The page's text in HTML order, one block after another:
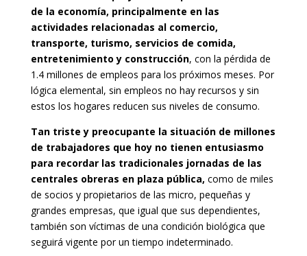
de la economía, principalmente en las
actividades relacionadas al comercio,
transporte, turismo, servicios de comida,
entretenimiento y construcción, con la pérdida de
1.4 millones de empleos para los próximos meses. Por
lógica elemental, sin empleos no hay recursos y sin
estos los hogares reducen sus niveles de consumo.
Tan triste y preocupante la situación de millones
de trabajadores que hoy no tienen entusiasmo
para recordar las tradicionales jornadas de las
centrales obreras en plaza pública, como de miles
de socios y propietarios de las micro, pequeñas y
grandes empresas, que igual que sus dependientes,
también son víctimas de una condición biológica que
seguirá vigente por un tiempo indeterminado.